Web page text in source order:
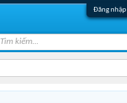
Đăng nhập